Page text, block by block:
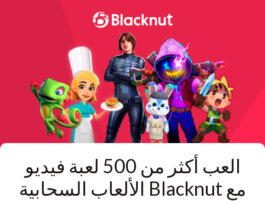
العب أكثر من 500 لعبة فيديو
مع Blacknut الألعاب السحابية